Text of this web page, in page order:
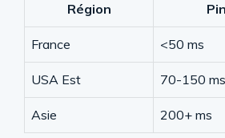
Région
France <50 ms
USA Est 70-150 ms
Asie 200+ ms